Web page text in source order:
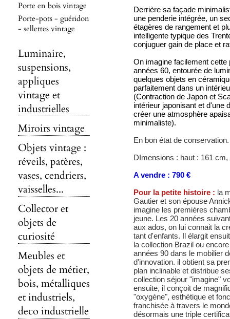
Porte en bois vintage
Porte-pots - guéridon
- sellettes vintage
Luminaire,
suspensions,
appliques
vintage et
industrielles
Miroirs vintage
Objets vintage :
réveils, patères,
vases, cendriers,
vaisselles...
Collector et
objets de
curiosité
Meubles et
objets de métier,
bois, métalliques
et industriels,
deco industrielle
Derrière sa façade
une penderie intégrée, un
étagères de rangement et
intelligente typique des
conjuguer gain de place et
On imagine facilement
années 60, entourée de
quelques objets en
parfaitement dans un
(Contraction de Japon et
intérieur japonisant et d'une
créer une atmosphère
minimaliste).
En bon état de conservation.
DImensions : haut : 161 cm,
A vendre : 790 €
Pour la petite histoire : la
Gautier et son épouse
imagine les premières
jeune. Les 20 années
aux ados, on lui connait la
tant d'enfants. Il élargit
la collection Brazil ou
années 90 dans le mobilier
d'innovation. il obtient sa
plan inclinable et distribue
collection séjour "imagine"
ensuite, il conçoit de
"oxygène", esthétique et
franchisée à travers le
désormais une triple